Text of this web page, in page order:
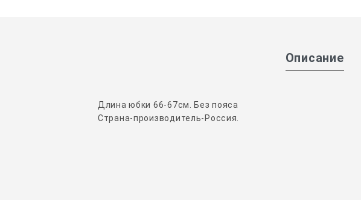
Описание
Длина юбки 66-67см. Без пояса
Страна-производитель-Россия.